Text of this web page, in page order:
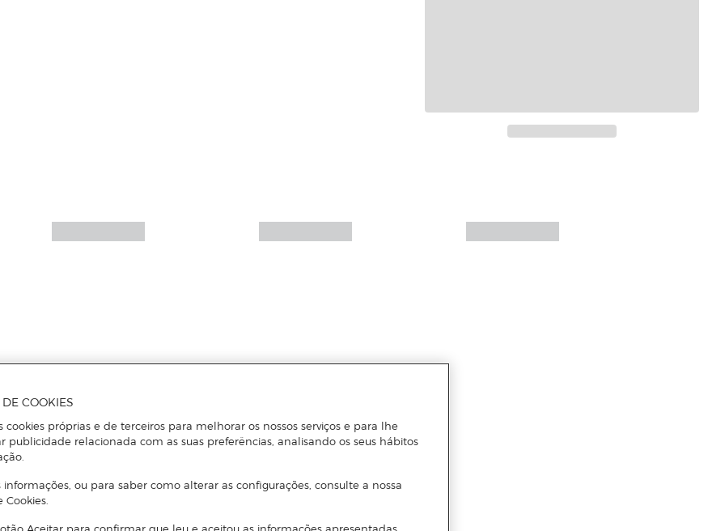
COOKIES
cookies próprias e de terceiros para melhorar os nossos serviços e para lhe
publicidade relacionada com as suas preferências, analisando os seus hábitos
informações, ou para saber como alterar as configurações, consulte a nossa
Aceitar para confirmar que leu e aceitou as informações apresentadas.